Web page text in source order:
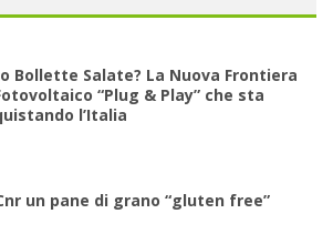
Bollette Salate? La Nuova Frontiera
“Plug & Play” che sta
l’Italia
un pane di grano “gluten free”